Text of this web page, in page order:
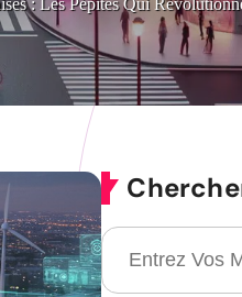
: Les Pépites Qui